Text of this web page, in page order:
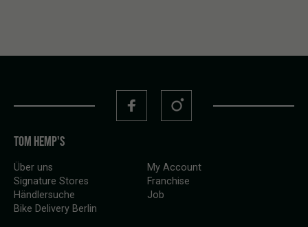
TOM HEMP'S
Über uns
Signature Stores
Händlersuche
Bike Delivery Berlin
My Account
Franchise
Job